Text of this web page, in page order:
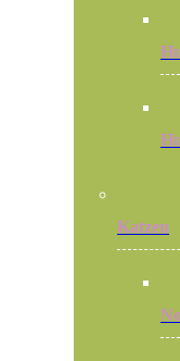
Katzen